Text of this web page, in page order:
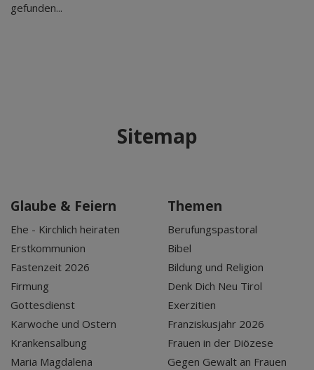
Apr 2027
Mai 2027
gefunden...
Sitemap
Glaube & Feiern
Ehe - Kirchlich heiraten
Erstkommunion
Fastenzeit 2026
Firmung
Gottesdienst
Karwoche und Ostern
Krankensalbung
Maria Magdalena
Themen
Berufungspastoral
Bibel
Bildung und Religion
Denk Dich Neu Tirol
Exerzitien
Franziskusjahr 2026
Frauen in der Diözese
Gegen Gewalt an Frauen